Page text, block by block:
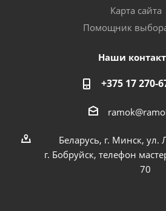
Карта сайта
Помощник
Наши
+375 17 270-
Беларусь, г. Минск, ул.
г. Бобруйск, телефон
70